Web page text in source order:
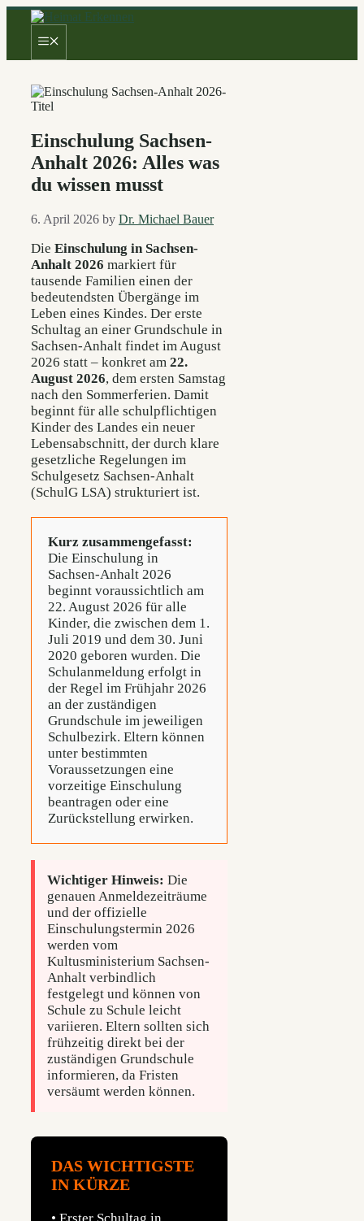
Skip
content
Einschulung Sachsen-
Anhalt 2026: Alles was
du wissen musst
6. April 2026 by Dr. Michael Bauer
Die Einschulung in Sachsen-
Anhalt 2026 markiert für
tausende Familien einen der
bedeutendsten Übergänge im
Leben eines Kindes. Der erste
Schultag an einer Grundschule in
Sachsen-Anhalt findet im August
2026 statt – konkret am 22.
August 2026, dem ersten Samstag
nach den Sommerferien. Damit
beginnt für alle schulpflichtigen
Kinder des Landes ein neuer
Lebensabschnitt, der durch klare
gesetzliche Regelungen im
Schulgesetz Sachsen-Anhalt
(SchulG LSA) strukturiert ist.
Kurz zusammengefasst:
Die Einschulung in
Sachsen-Anhalt 2026
beginnt voraussichtlich am
22. August 2026 für alle
Kinder, die zwischen dem 1.
Juli 2019 und dem 30. Juni
2020 geboren wurden. Die
Schulanmeldung erfolgt in
der Regel im Frühjahr 2026
an der zuständigen
Grundschule im jeweiligen
Schulbezirk. Eltern können
unter bestimmten
Voraussetzungen eine
vorzeitige Einschulung
beantragen oder eine
Zurückstellung erwirken.
Wichtiger Hinweis: Die
genauen Anmeldezeiträume
und der offizielle
Einschulungstermin 2026
werden vom
Kultusministerium Sachsen-
Anhalt verbindlich
festgelegt und können von
Schule zu Schule leicht
variieren. Eltern sollten sich
frühzeitig direkt bei der
zuständigen Grundschule
informieren, da Fristen
versäumt werden können.
DAS WICHTIGSTE
IN KÜRZE